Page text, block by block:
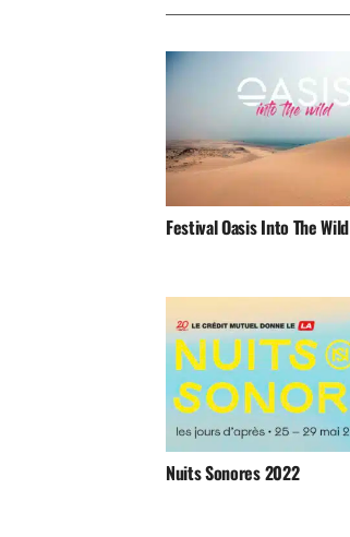
Festival Oasis Into The Wild
Nuits Sonores 2022